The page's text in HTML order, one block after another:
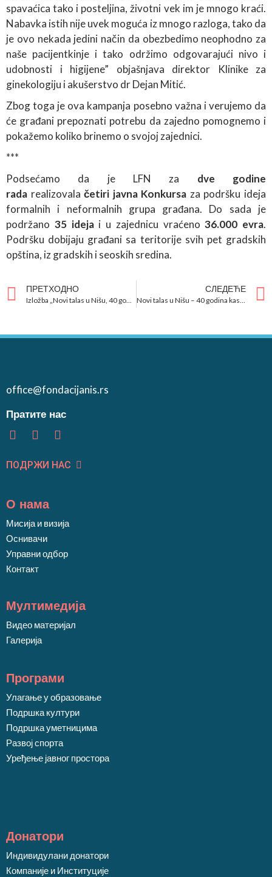
spavaćica tako i posteljina, životni vek im je mnogo kraći.
Nabavka istih nije uvek moguća iz mnogo razloga, tako da
je ovo nekada jedini način da obezbedimo neophodno za
naše pacijentkinje i tako održimo odgovarajući nivo i
udobnosti i higijene” objašnjava direktor Klinike za
ginekologiju i akušerstvo dr Dejan Mitić.
Zbog toga je ova kampanja posebno važna i verujemo da
će građani prepoznati potrebu da zajedno pomognemo i
pokažemo koliko brinemo o svojoj zajednici.
***
Podsećamo da je LFN za dve godine
rada realizovalačetiri javna Konkursa za podršku ideja
formalnih i neformalnih grupa građana. Do sada je
podržano 35 idejai u zajednicu vraćeno36.000 evra.
Podršku dobijaju građani sa teritorije svih pet gradskih
opština, iz gradskih i seoskih sredina.
ПРЕТХОДНО
Izložba „Novi talas u Nišu, 40 godina posle”
СЛЕДЕЋЕ
Novi talas u Nišu – 40 godina kasnije
office@fondacijanis.rs
Пратите нас
ПОДРЖИ НАС
О нама
Мисија и визија
Оснивачи
Управни одбор
Контакт
Мултимедија
Видео материјал
Галерија
Програми
Улагање у образовање
Подршка култури
Подршка уметницима
Развој спорта
Уређење јавног простора
Донатори
Индивидулани донатори
Компаније и Институције